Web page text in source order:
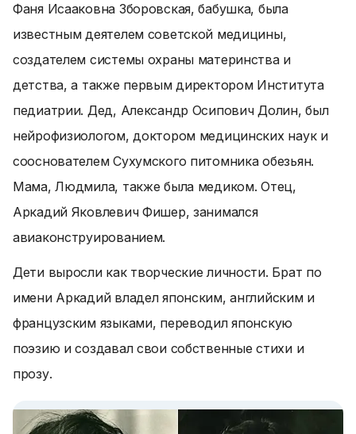
Фаня Исааковна Зборовская, бабушка, была
известным деятелем советской медицины,
создателем системы охраны материнства и
детства, а также первым директором Института
педиатрии. Дед, Александр Осипович Долин, был
нейрофизиологом, доктором медицинских наук и
сооснователем Сухумского питомника обезьян.
Мама, Людмила, также была медиком. Отец,
Аркадий Яковлевич Фишер, занимался
авиаконструированием.
Дети выросли как творческие личности. Брат по
имени Аркадий владел японским, английским и
французским языками, переводил японскую
поэзию и создавал свои собственные стихи и
прозу.